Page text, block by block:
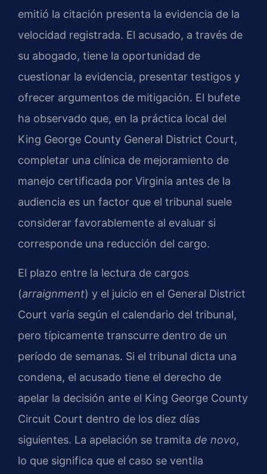
emitió la citación presenta la evidencia de la
velocidad registrada. El acusado, a través de
su abogado, tiene la oportunidad de
cuestionar la evidencia, presentar testigos y
ofrecer argumentos de mitigación. El bufete
ha observado que, en la práctica local del
King George County General District Court,
completar una clínica de mejoramiento de
manejo certificada por Virginia antes de la
audiencia es un factor que el tribunal suele
considerar favorablemente al evaluar si
corresponde una reducción del cargo.
El plazo entre la lectura de cargos
(arraignment) y el juicio en el General District
Court varía según el calendario del tribunal,
pero típicamente transcurre dentro de un
período de semanas. Si el tribunal dicta una
condena, el acusado tiene el derecho de
apelar la decisión ante el King George County
Circuit Court dentro de los diez días
siguientes. La apelación se tramita de novo,
lo que significa que el caso se ventila